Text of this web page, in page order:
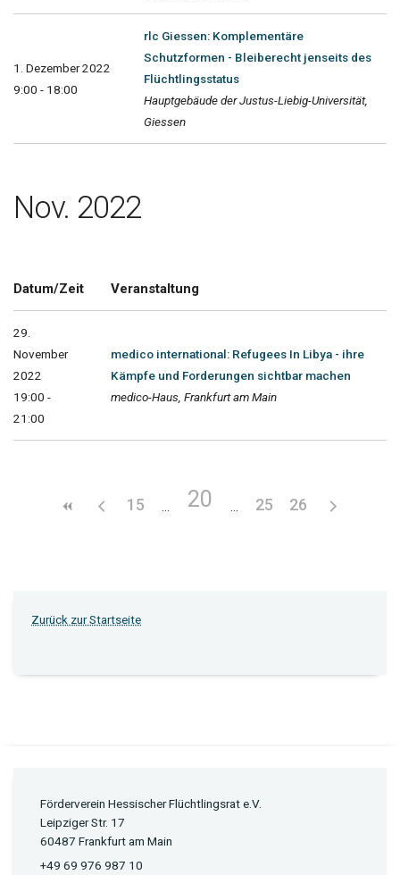
1. Dezember 2022
9:00 - 18:00
rlc Giessen: Komplementäre
Schutzformen - Bleiberecht jenseits des
Flüchtlingsstatus
Hauptgebäude der Justus-Liebig-Universität,
Giessen
Nov. 2022
Datum/Zeit Veranstaltung
29.
November
2022
19:00 -
21:00
medico international: Refugees In Libya - ihre
Kämpfe und Forderungen sichtbar machen
medico-Haus, Frankfurt am Main
15 20 25 26
Zurück zur Startseite
Förderverein Hessischer Flüchtlingsrat e.V.
Leipziger Str. 17
60487 Frankfurt am Main
+49 69 976 987 10